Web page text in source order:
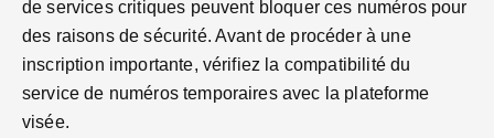
de services critiques peuvent bloquer ces numéros pour
des raisons de sécurité. Avant de procéder à une
inscription importante, vérifiez la compatibilité du
service de numéros temporaires avec la plateforme
visée.